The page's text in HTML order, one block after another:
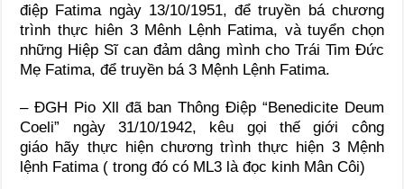
điệp Fatima ngày 13/10/1951, để truyền bá chương
trình thực hiên 3 Mênh Lệnh Fatima, và tuyển chọn
những Hiệp Sĩ can đảm dâng mình cho Trái Tim Đức
Mẹ Fatima, để truyền bá 3 Mệnh Lệnh Fatima.
– ĐGH Pio Xll đã ban Thông Điệp “Benedicite Deum
Coeli” ngày 31/10/1942, kêu gọi thế giới công
giáo hãy thực hiện chương trình thực hiện 3 Mệnh
lệnh Fatima ( trong đó có ML3 là đọc kinh Mân Côi)